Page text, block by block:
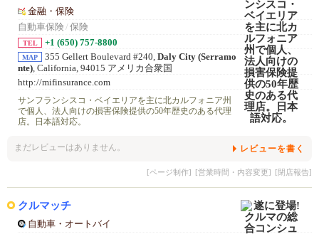
金融・保険
自動車保険/ 保険
TEL +1 (650) 757-8800
MAP 355 Gellert Boulevard #240, Daly City (Serramo
nte), California, 94015 アメリカ合衆国
http://mifinsurance.com
サンフランシスコ・ベイエリアを主に北カルフォニア州
で個人、法人向けの損害保険提供の50年歴史のある代理
店。日本語対応。
まだレビューはありません。 レビューを書く
[ページ制作] [営業時間・内容変更] [閉店報告]
クルマッチ
自動車・オートバイ